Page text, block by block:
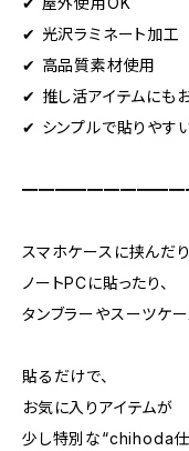
✔ 光沢ラミネート加工
✔ 高品質素材使用
✔ 推し活アイテムにも
✔ シンプルで貼りやす
スマホケースに挟んだり
ノートPCに貼ったり、
タンブラーやスーツケ
貼るだけで、
お気に入りアイテムが
少し特別な“chihoda仕